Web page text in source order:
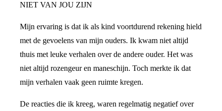
NIET VAN JOU ZIJN
Mijn ervaring is dat ik als kind voortdurend rekening hield
met de gevoelens van mijn ouders. Ik kwam niet altijd
thuis met leuke verhalen over de andere ouder. Het was
niet altijd rozengeur en maneschijn. Toch merkte ik dat
mijn verhalen vaak geen ruimte kregen.
De reacties die ik kreeg, waren regelmatig negatief over